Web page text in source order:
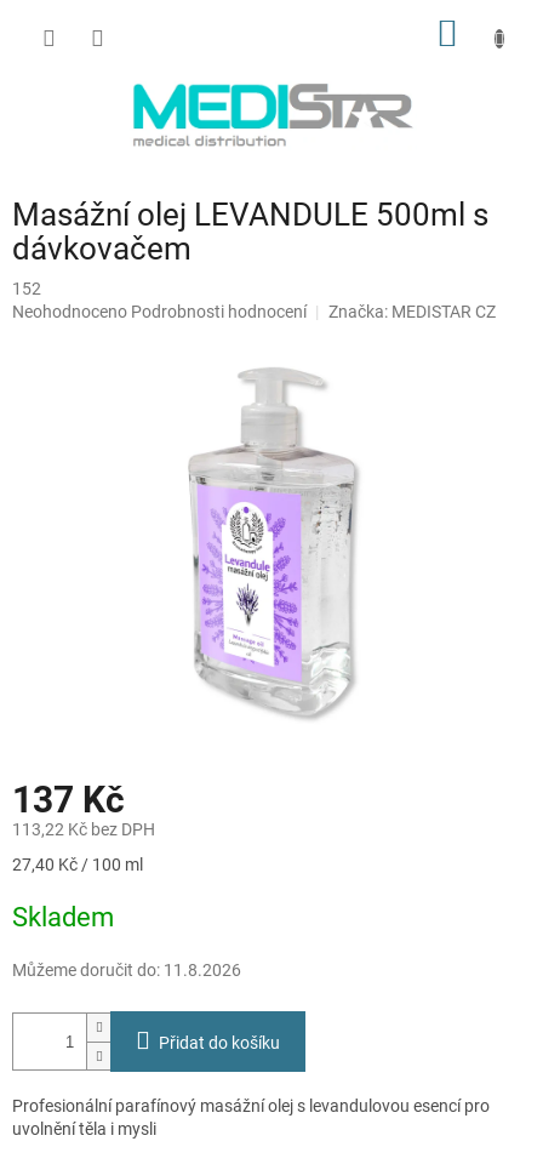
Masážní olej LEVANDULE 500ml s
dávkovačem
152
Průměrné
Neohodnoceno Podrobnosti hodnocení Značka: MEDISTAR CZ
137 Kč
113,22 Kč bez DPH
Měrná
27,40 Kč / 100 ml
Skladem
Můžeme doručit do: 11.8.2026
Přidat do košíku
Profesionální parafínový masážní olej s levandulovou esencí pro
uvolnění těla i mysli